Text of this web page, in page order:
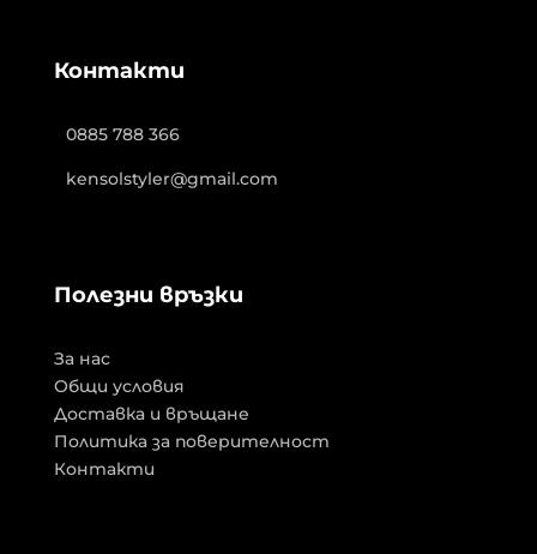
Контакти
0885 788 366
kensolstyler@gmail.com
Полезни връзки
За нас
Общи условия
Доставка и връщане
Политика за поверителност
Контакти